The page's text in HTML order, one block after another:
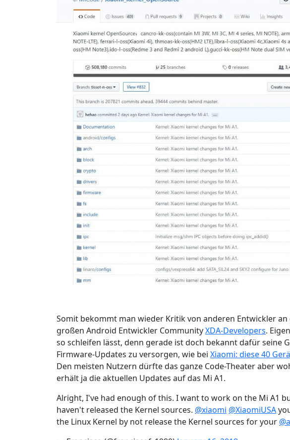
Somit bekommt man wieder Kritik von anderen Entwickler
großen Android Entwickler CommunityXDA-Developers.
so schleifen lässt, denn gerade ist doch bekannt dafür seine
Firmware-Updates zu versorgen, wie bei Xiaomi: diese 40
Den meisten Nutzern dürfte das ganze Code-Theater aber
erhält ja die aktuellen Updates auf das Mi A1.
Alright, I've had enough of this. I want to work on the Mi A1
haven't released the Kernel sources. @xiaomi @XiaomiUSA
the Linux Kernel by not release the Kernel sources for your